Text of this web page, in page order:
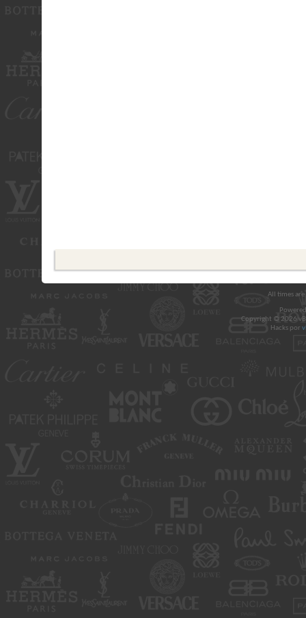
All times
Copyright © 2026
Hacks por